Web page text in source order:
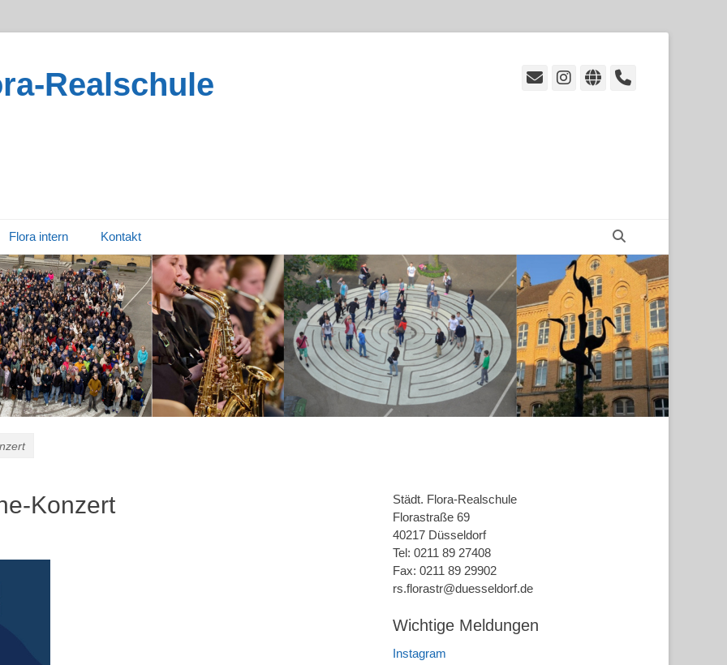
Realschule
E-
Instagram
Website
Handset
Flora intern Kontakt
Konzert
Städt. Flora-Realschule
Florastraße 69
40217 Düsseldorf
Tel: 0211 89 27408
Fax: 0211 89 29902
rs.florastr@duesseldorf.de
Wichtige Meldungen
Instagram